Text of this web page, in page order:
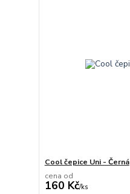
Cool čepice Uni - Černá
cena od
160 Kč/ks